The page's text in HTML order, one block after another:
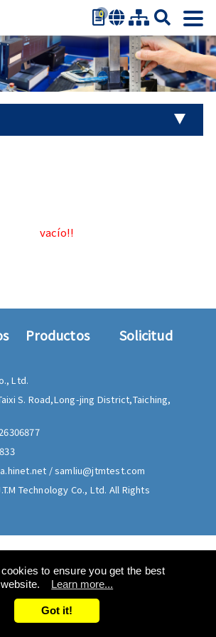
0
繁體中文
简体中文
English
日本語
vacío!!
Productos
Solicitud
Ltd.
S. Road,Long-jing District,Taiching,
/samliu@jtmtest.com
Technology Co., Ltd. All Rights
to ensure you get the best
Learn more...
Got it!